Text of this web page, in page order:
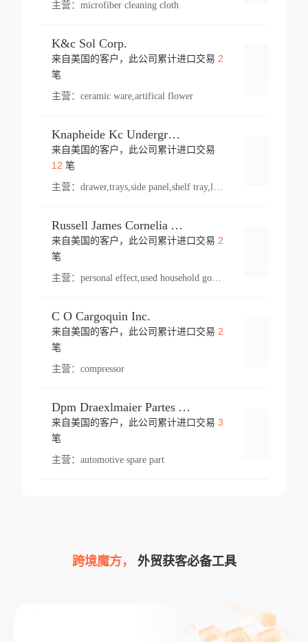
主营： microfiber cleaning cloth
K&c Sol Corp.
来自美国的客户，此公司累计进口交易 2
笔
主营： ceramic ware,artifical flower
Knapheide Kc Underground
来自美国的客户，此公司累计进口交易
12 笔
主营：
Russell James Cornelia Arlington Va
来自美国的客户，此公司累计进口交易 2
笔
主营： personal effect,used household goods
C O Cargoquin Inc.
来自美国的客户，此公司累计进口交易 2
笔
主营： compressor
Dpm Draexlmaier Partes Automotrices Corr Ind Huejotzingo
来自美国的客户，此公司累计进口交易 3
笔
主营： automotive spare part
跨境魔方， 外贸获客必备工具